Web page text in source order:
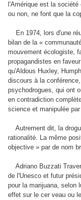
l'Amérique est la
ou non, ne font que la
En 1974, lors d'une
bilan de la «
mouvement écologiste,
propagandistes en
qu'Aldous Huxley,
discours à la
psychodrogues, qui ont
en contradiction
science et manipulée
Autrement dit, la
rationalité. La même
objective » par de nom
Adriano Buzzati
de l'Unesco et futur
pour la marijuana, selon
effet sur le cer veau ou